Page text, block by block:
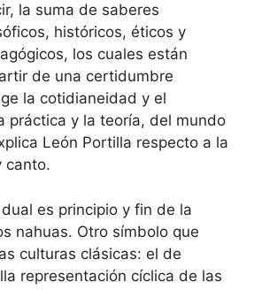
la suma de saberes
históricos, éticos y
los cuales están
de una certidumbre
la cotidianeidad y el
práctica y la teoría, del mundo
León Portilla respecto a la
canto.
es principio y fin de la
nahuas. Otro símbolo que
culturas clásicas: el de
representación cíclica de las